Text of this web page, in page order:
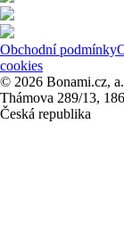
Obchodní podmínky
cookies
© 2026 Bonami.cz,
Thámova 289/13,
Česká republika